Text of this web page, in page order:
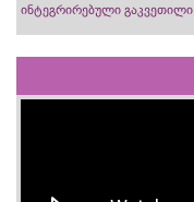
ინტეგრირებული გაკვეთილი